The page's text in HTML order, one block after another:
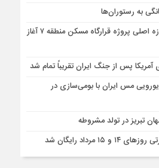
به رستوران‌ها
بتن‌ریزی فونداسیون سازه اصلی پروژه قرارگاه مسکن منطقه ۷ آغاز
پس از جنگ ایران تقریباً تمام شد
میلیون یورویی مس ایران با بومی‌سازی در
تبریز در تولد مشروطه
مرداد رایگان شد